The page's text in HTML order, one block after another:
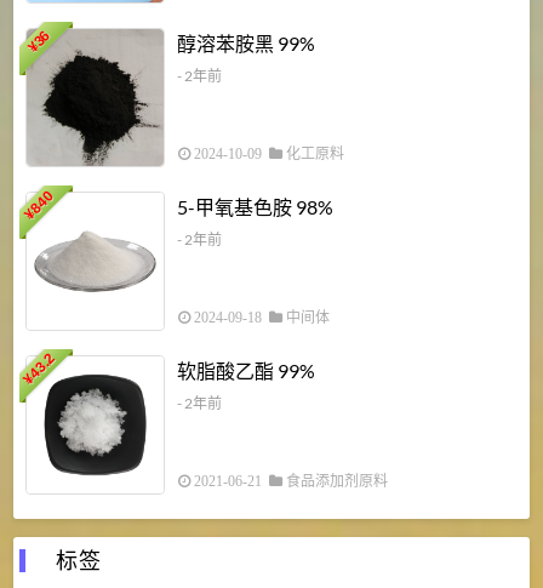
¥
36 醇溶苯胺黑 99%
- 2年前
2024-10-09 化工原料
¥
840 5-甲氧基色胺 98%
- 2年前
2024-09-18 中间体
¥
43.2 软脂酸乙酯 99%
- 2年前
2021-06-21 食品添加剂原料
标签